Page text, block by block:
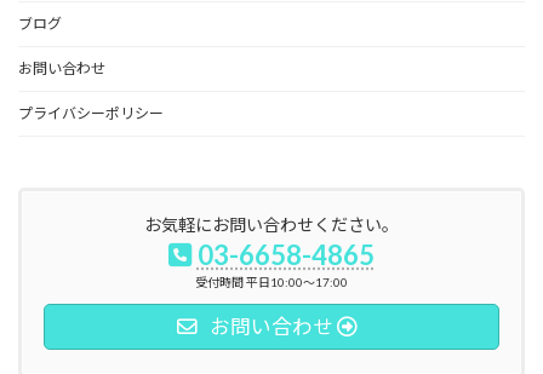
ブログ
お問い合わせ
プライバシーポリシー
お気軽にお問い合わせください。
03-6658-4865
受付時間 平日10:00～17:00
お問い合わせ